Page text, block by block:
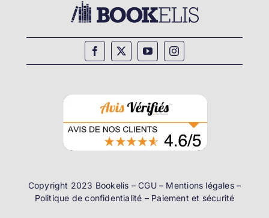
Copyright 2023 Bookelis –CGU– Mentions légales–
Politique de confidentialité – Paiement et sécurité